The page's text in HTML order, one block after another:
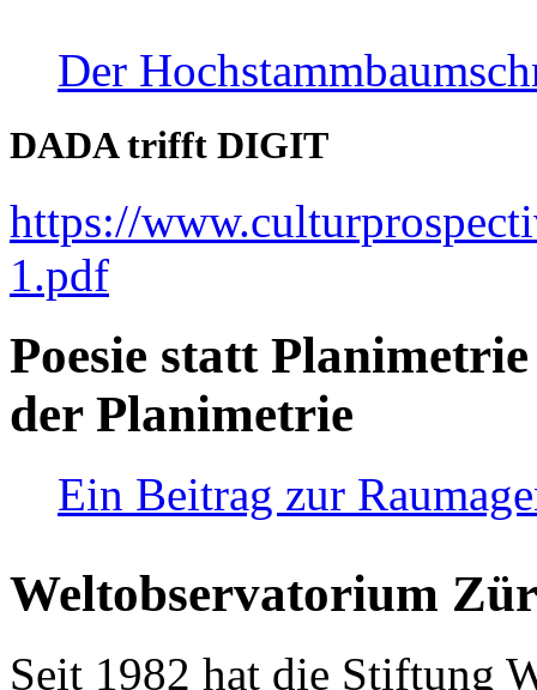
Der
DADA trifft DIGIT
https://
1.pdf
Poesie statt
der Planimetrie
Ein Beitrag zur
Weltobservatorium
Seit 1982 hat die Stiftung